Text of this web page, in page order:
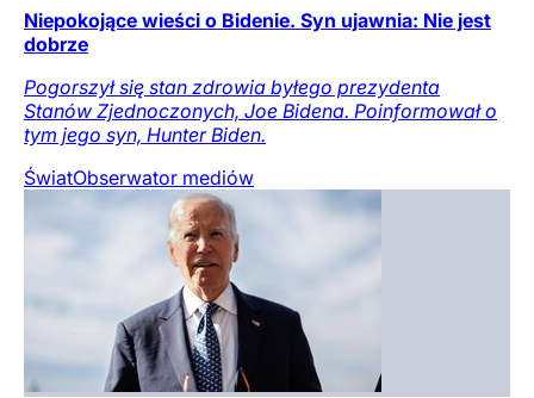
Niepokojące wieści o Bidenie. Syn ujawnia: Nie jest
dobrze
Pogorszył się stan zdrowia byłego prezydenta
Stanów Zjednoczonych, Joe Bidena. Poinformował o
tym jego syn, Hunter Biden.
ŚwiatObserwator mediów